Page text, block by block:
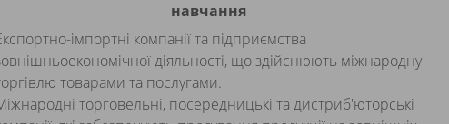
навчання
імпортні компанії та підприємства
діяльності, що здійснюють міжнародну
товарами та послугами.
торговельні, посередницькі та дистриб'юторські